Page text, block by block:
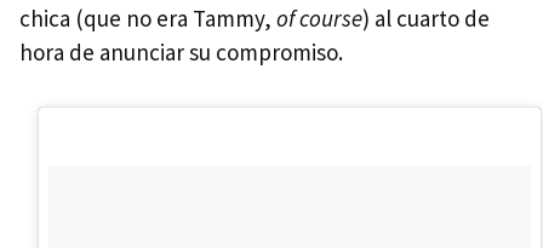
chica (que no era Tammy, of course) al cuarto de
hora de anunciar su compromiso.